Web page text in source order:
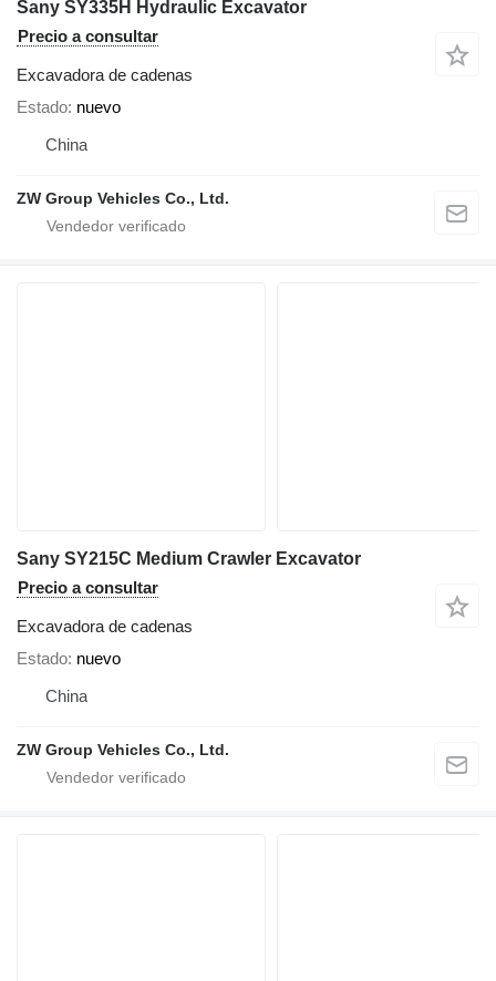
Sany SY335H Hydraulic Excavator
Precio a consultar
Excavadora de cadenas
Estado nuevo
China
ZW Group Vehicles Co., Ltd.
Sany SY215C Medium Crawler Excavator
Precio a consultar
Excavadora de cadenas
Estado nuevo
China
ZW Group Vehicles Co., Ltd.